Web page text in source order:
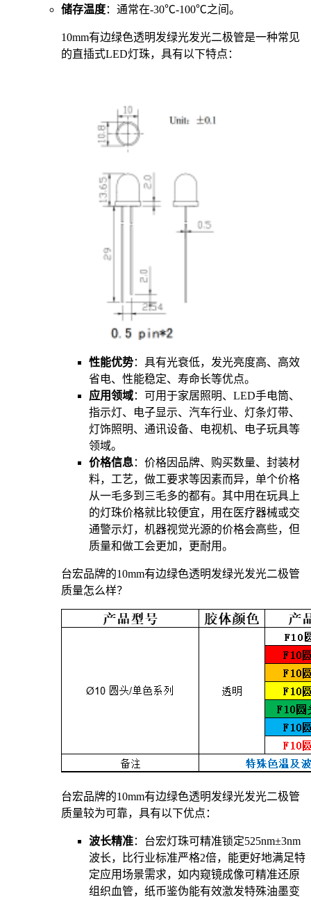
储存温度：通常在-30℃-100℃之间。
10mm有边绿色透明发绿光发光二极管是一种常见
的直插式LED灯珠，具有以下特点：
性能优势：具有光衰低，发光亮度高、高效
省电、性能稳定、寿命长等优点。
应用领域：可用于家居照明、LED手电筒、
指示灯、电子显示、汽车行业、灯条灯带、
灯饰照明、通讯设备、电视机、电子玩具等
领域。
价格信息：价格因品牌、购买数量、封装材
料，工艺，做工要求等因素而异，单个价格
从一毛多到三毛多的都有。其中用在玩具上
的灯珠价格就比较便宜，用在医疗器械或交
通警示灯，机器视觉光源的价格会高些，但
质量和做工会更加，更耐用。
台宏品牌的10mm有边绿色透明发绿光发光二极管
质量怎么样？
台宏品牌的10mm有边绿色透明发绿光发光二极管
质量较为可靠，具有以下优点：
波长精准：台宏灯珠可精准锁定525nm±3nm
波长，比行业标准严格2倍，能更好地满足特
定应用场景需求，如内窥镜成像可精准还原
组织血管，纸币鉴伪能有效激发特殊油墨变